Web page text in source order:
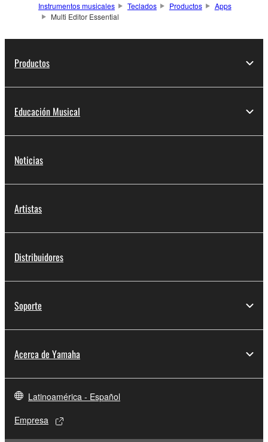
Instrumentos musicales Teclados Productos
Apps
Multi Editor Essential
Productos
Educación Musical
Noticias
Artistas
Distribuidores
Soporte
Acerca de Yamaha
Latinoamérica - Español
Empresa